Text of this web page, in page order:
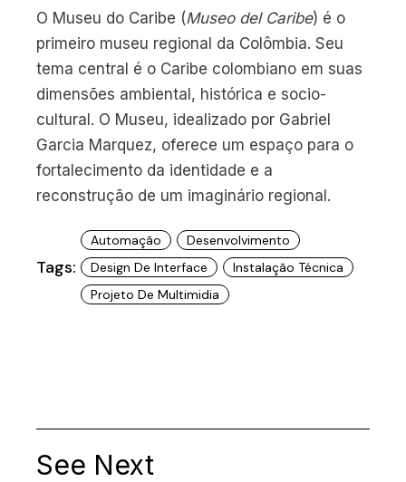
O Museu do Caribe (Museo del Caribe) é o
primeiro museu regional da Colômbia. Seu
tema central é o Caribe colombiano em suas
dimensões ambiental, histórica e socio-
cultural. O Museu, idealizado por Gabriel
Garcia Marquez, oferece um espaço para o
fortalecimento da identidade e a
reconstrução de um imaginário regional.
Tags:
Automação
Desenvolvimento
Design De Interface
Instalação Técnica
Projeto De Multimidia
See Next